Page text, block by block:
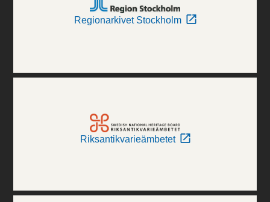
Regionarkivet Stockholm
Riksantikvarieämbetet